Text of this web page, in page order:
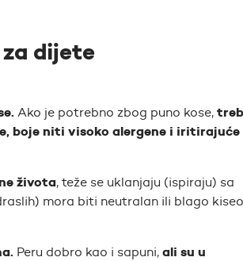
dijete
Ako je potrebno zbog puno kose,
boje niti visoko alergene i iritirajuće
života, teže se uklanjaju (ispiraju) sa
mora biti neutralan ili blago kiseo
Peru dobro kao i sapuni, ali su u